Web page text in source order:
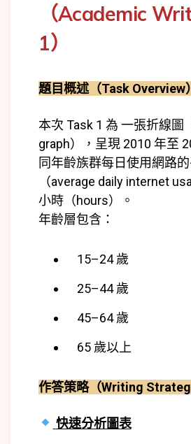
（Academic
1）
題目概述（Task Overview）
本次 Task 1 為 一張折線圖
graph），呈現 2010 年至
同年齡族群每日使用網路
（average daily internet
小時（hours）。
年齡層包含：
15–24 歲
25–44 歲
45–64 歲
65 歲以上
作答策略（Writing
快速分析圖表